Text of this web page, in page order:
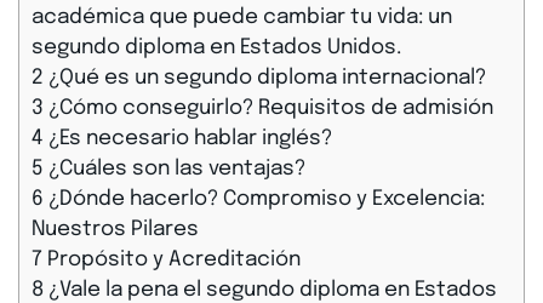
académica que puede cambiar tu vida: un
segundo diploma en Estados Unidos.
2 ¿Qué es un segundo diploma internacional?
3 ¿Cómo conseguirlo? Requisitos de admisión
4 ¿Es necesario hablar inglés?
5 ¿Cuáles son las ventajas?
6 ¿Dónde hacerlo? Compromiso y Excelencia:
Nuestros Pilares
7 Propósito y Acreditación
8 ¿Vale la pena el segundo diploma en Estados